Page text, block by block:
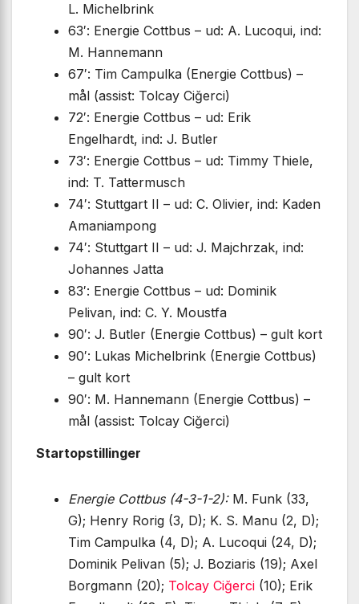
L. Michelbrink
63′: Energie Cottbus – ud: A. Lucoqui, ind:
M. Hannemann
67′: Tim Campulka (Energie Cottbus) –
mål (assist: Tolcay Ciğerci)
72′: Energie Cottbus – ud: Erik
Engelhardt, ind: J. Butler
73′: Energie Cottbus – ud: Timmy Thiele,
ind: T. Tattermusch
74′: Stuttgart II – ud: C. Olivier, ind: Kaden
Amaniampong
74′: Stuttgart II – ud: J. Majchrzak, ind:
Johannes Jatta
83′: Energie Cottbus – ud: Dominik
Pelivan, ind: C. Y. Moustfa
90′: J. Butler (Energie Cottbus) – gult kort
90′: Lukas Michelbrink (Energie Cottbus)
– gult kort
90′: M. Hannemann (Energie Cottbus) –
mål (assist: Tolcay Ciğerci)
Startopstillinger
Energie Cottbus (4-3-1-2):M. Funk (33,
G); Henry Rorig (3, D); K. S. Manu (2, D);
Tim Campulka (4, D); A. Lucoqui (24, D);
Dominik Pelivan (5); J. Boziaris (19); Axel
Borgmann (20); Tolcay Ciğerci (10); Erik